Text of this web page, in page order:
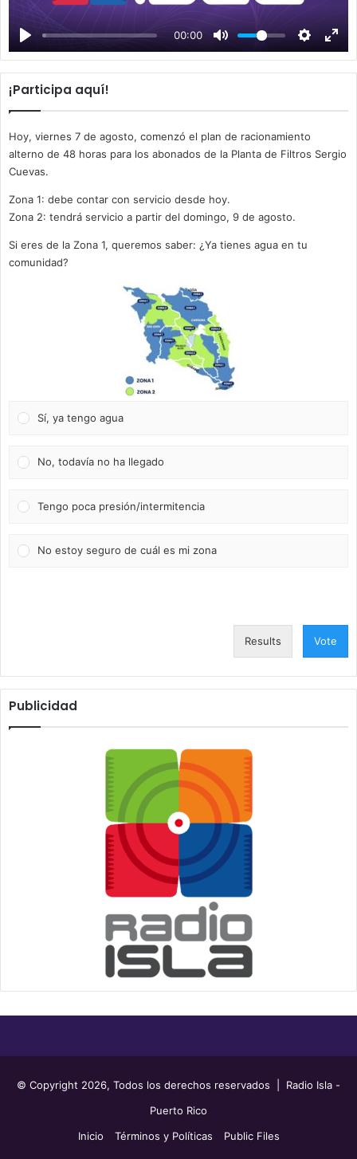
00:00
y
¡Participa aquí!
Hoy, viernes 7 de agosto, comenzó el plan de racionamiento
alterno de 48 horas para los abonados de la Planta de Filtros Sergio
Cuevas.
Zona 1: debe contar con servicio desde hoy.
Zona 2: tendrá servicio a partir del domingo, 9 de agosto.
Si eres de la Zona 1, queremos saber: ¿Ya tienes agua en tu
comunidad?
Sí, ya tengo agua
No, todavía no ha llegado
Tengo poca presión/intermitencia
No estoy seguro de cuál es mi zona
Results Vote
Publicidad
© Copyright 2026, Todos los derechos reservados | Radio Isla -
Puerto Rico
Inicio
Términos y Políticas Public Files